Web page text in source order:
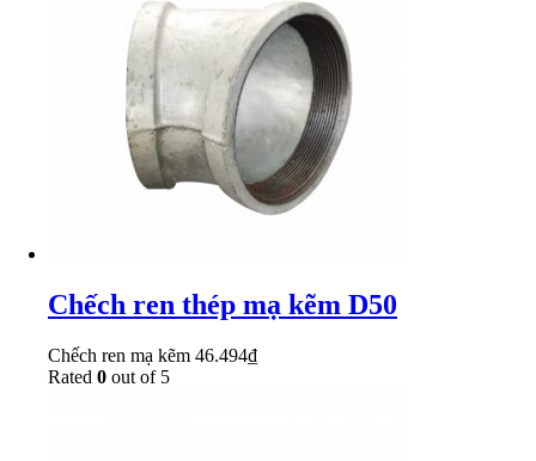
Chếch ren thép mạ kẽm D50
Chếch ren mạ kẽm 46.494₫
Rated 0 out of 5